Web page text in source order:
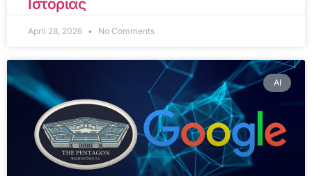
Ιστορίας
April 28, 2026 No Comments
AI